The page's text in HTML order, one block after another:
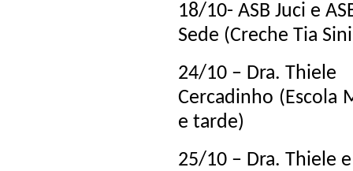
18/10- ASB Juci e
Sede (Creche Tia
24/10 – Dra. Thiele
Cercadinho (Escola
e tarde)
25/10 – Dra. Thiele